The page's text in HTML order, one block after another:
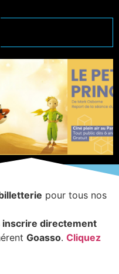
pour tous nos
inscrire directement
Goasso. Cliquez